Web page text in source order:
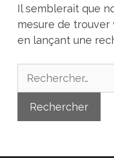
Il semblerait que
mesure de trouver
en lançant une
Rechercher :